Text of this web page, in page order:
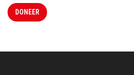
DONEER